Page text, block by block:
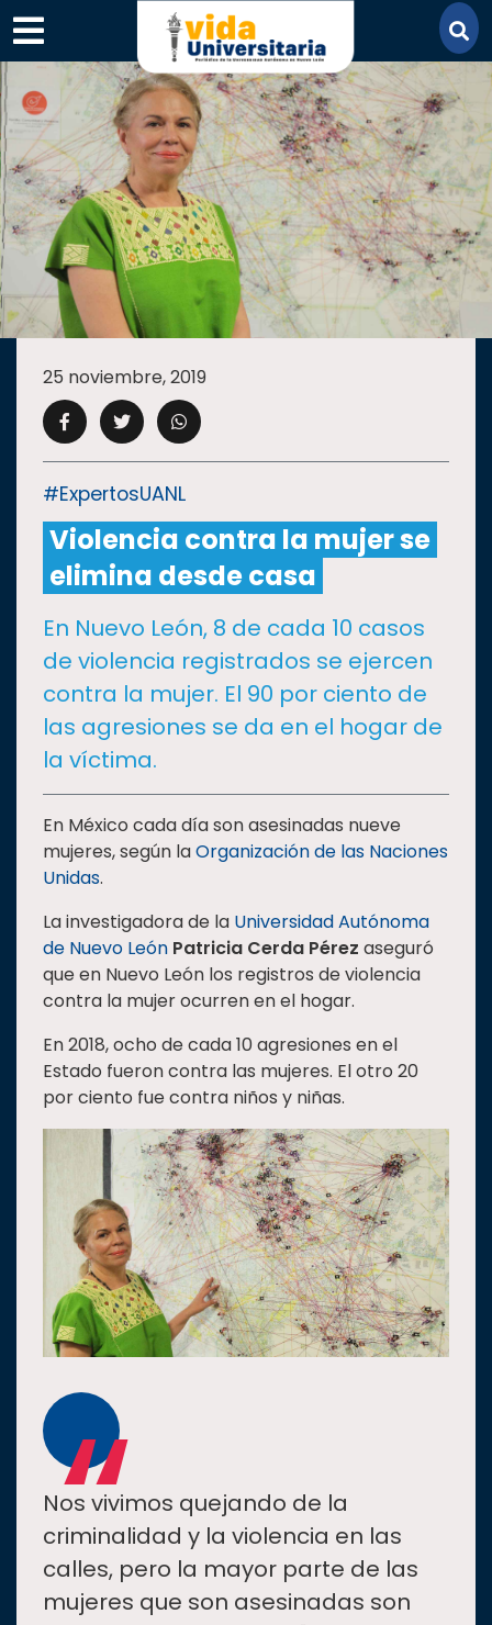
×
SECCIONES
ACADEMIA
CAMPUS UANL
CULTURA
I+D+IEXPERTOS
SALUD
SUSTENTABILIDAD
TEMAS
Oferta
educativa
Estudiantes
Rectoría
Investigación
Internacionalización
Responsabilidad
Vinculación
Historia
Universiada
Nacional
25 noviembre, 2019
#ExpertosUANL
Violencia contra la mujer se
elimina desde casa
En Nuevo León, 8 de cada 10 casos
de violencia registrados se ejercen
contra la mujer. El 90 por ciento de
las agresiones se da en el hogar de
la víctima.
En México cada día son asesinadas nueve
mujeres, según laOrganización de las Naciones
Unidas.
La investigadora de la Universidad Autónoma
de Nuevo León Patricia Cerda Pérez aseguró
que en Nuevo León los registros de violencia
contra la mujer ocurren en el hogar.
En 2018, ocho de cada 10 agresiones en el
Estado fueron contra las mujeres. El otro 20
por ciento fue contra niños y niñas.
“
Nos vivimos quejando de la
criminalidad y la violencia en las
calles, pero la mayor parte de las
mujeres que son asesinadas son